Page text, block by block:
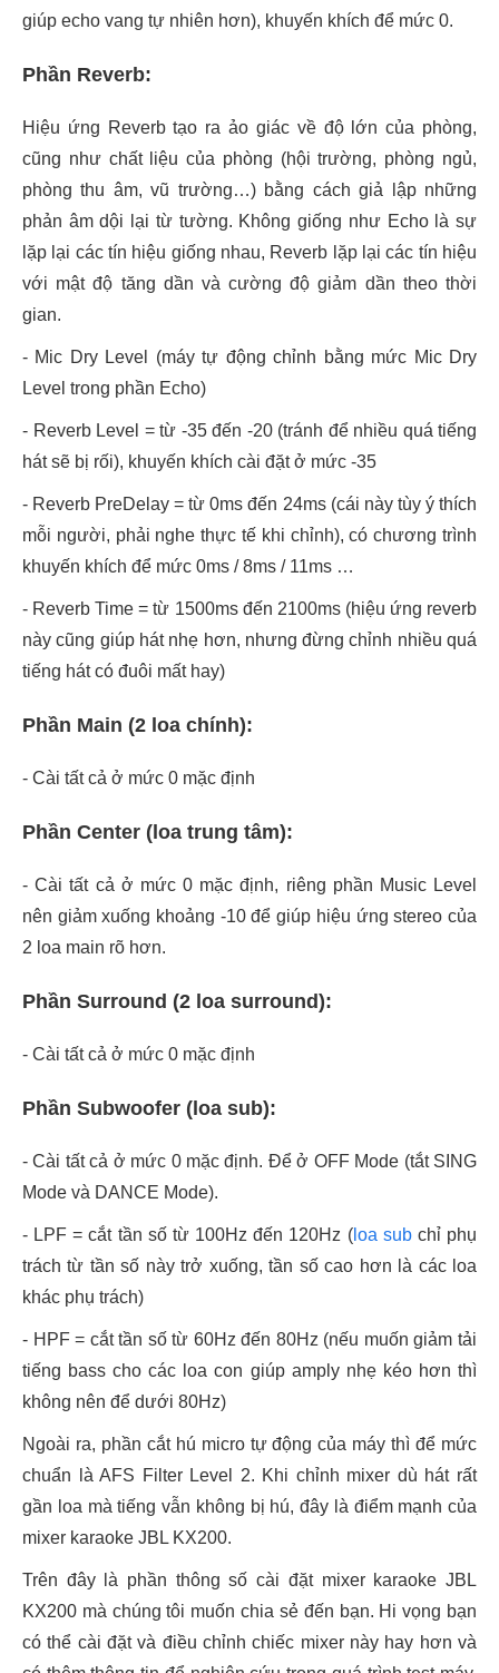
giúp echo vang tự nhiên hơn), khuyến khích để mức 0.
Phần Reverb:
Hiệu ứng Reverb tạo ra ảo giác về độ lớn của phòng,
cũng như chất liệu của phòng (hội trường, phòng ngủ,
phòng thu âm, vũ trường…) bằng cách giả lập những
phản âm dội lại từ tường. Không giống như Echo là sự
lặp lại các tín hiệu giống nhau, Reverb lặp lại các tín hiệu
với mật độ tăng dần và cường độ giảm dần theo thời
gian.
- Mic Dry Level (máy tự động chỉnh bằng mức Mic Dry
Level trong phần Echo)
- Reverb Level = từ -35 đến -20 (tránh để nhiều quá tiếng
hát sẽ bị rối), khuyến khích cài đặt ở mức -35
- Reverb PreDelay = từ 0ms đến 24ms (cái này tùy ý thích
mỗi người, phải nghe thực tế khi chỉnh), có chương trình
khuyến khích để mức 0ms / 8ms / 11ms …
- Reverb Time = từ 1500ms đến 2100ms (hiệu ứng reverb
này cũng giúp hát nhẹ hơn, nhưng đừng chỉnh nhiều quá
tiếng hát có đuôi mất hay)
Phần Main (2 loa chính):
- Cài tất cả ở mức 0 mặc định
Phần Center (loa trung tâm):
- Cài tất cả ở mức 0 mặc định, riêng phần Music Level
nên giảm xuống khoảng -10 để giúp hiệu ứng stereo của
2 loa main rõ hơn.
Phần Surround (2 loa surround):
- Cài tất cả ở mức 0 mặc định
Phần Subwoofer (loa sub):
- Cài tất cả ở mức 0 mặc định. Để ở OFF Mode (tắt SING
Mode và DANCE Mode).
- LPF = cắt tần số từ 100Hz đến 120Hz (loa subchỉ phụ
trách từ tần số này trở xuống, tần số cao hơn là các loa
khác phụ trách)
- HPF = cắt tần số từ 60Hz đến 80Hz (nếu muốn giảm tải
tiếng bass cho các loa con giúp amply nhẹ kéo hơn thì
không nên để dưới 80Hz)
Ngoài ra, phần cắt hú micro tự động của máy thì để mức
chuẩn là AFS Filter Level 2. Khi chỉnh mixer dù hát rất
gần loa mà tiếng vẫn không bị hú, đây là điểm mạnh của
mixer karaoke JBL KX200.
Trên đây là phần thông số cài đặt mixer karaoke JBL
KX200 mà chúng tôi muốn chia sẻ đến bạn. Hi vọng bạn
có thể cài đặt và điều chỉnh chiếc mixer này hay hơn và